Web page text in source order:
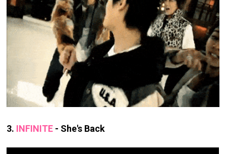
3. INFINITE - She's Back